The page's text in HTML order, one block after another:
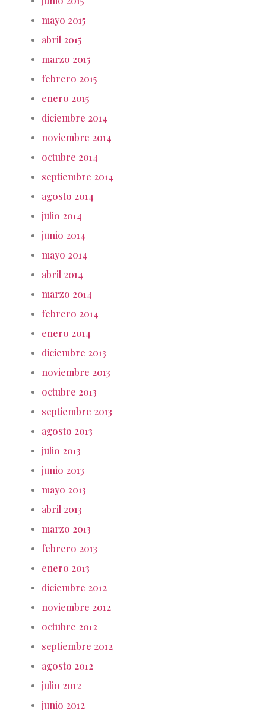
mayo 2015
abril 2015
marzo 2015
febrero 2015
enero 2015
diciembre 2014
noviembre 2014
octubre 2014
septiembre 2014
agosto 2014
julio 2014
junio 2014
mayo 2014
abril 2014
marzo 2014
febrero 2014
enero 2014
diciembre 2013
noviembre 2013
octubre 2013
septiembre 2013
agosto 2013
julio 2013
junio 2013
mayo 2013
abril 2013
marzo 2013
febrero 2013
enero 2013
diciembre 2012
noviembre 2012
octubre 2012
septiembre 2012
agosto 2012
julio 2012
junio 2012